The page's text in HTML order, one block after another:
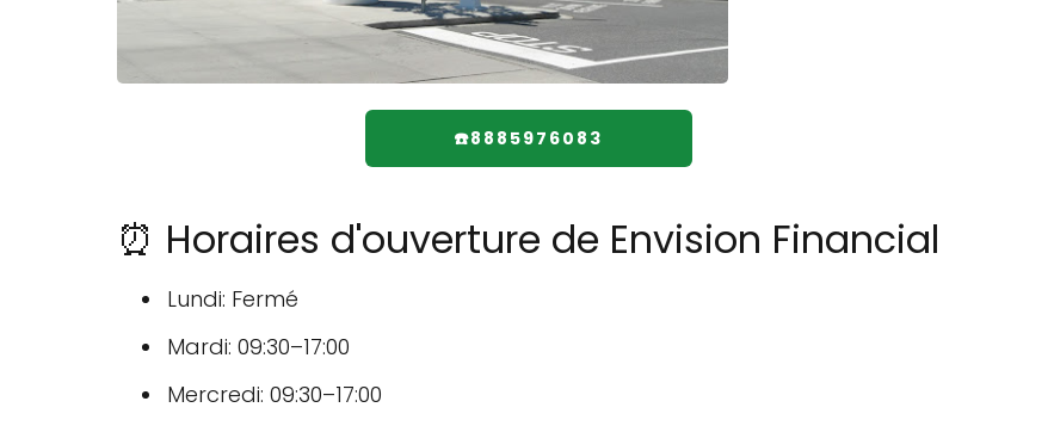
☎️8885976083
⏰ Horaires d'ouverture de Envision Financial
Lundi: Fermé
Mardi: 09:30–17:00
Mercredi: 09:30–17:00